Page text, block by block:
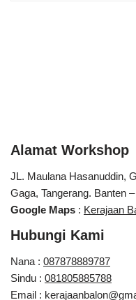
Alamat Workshop
JL. Maulana Hasanuddin,
Gaga, Tangerang. Banten
Google Maps : Kerajaan
Hubungi Kami
Nana : 087878889787
Sindu : 081805885788
Email :